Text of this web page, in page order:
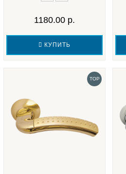
1180.00 р.
КУПИТЬ
TOP